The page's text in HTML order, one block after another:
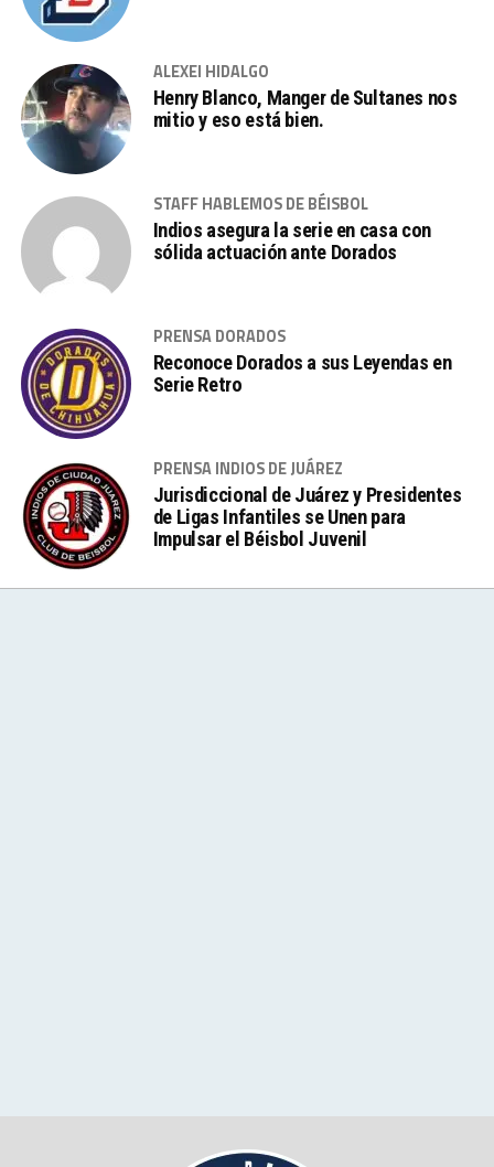
ALEXEI HIDALGO
Henry Blanco, Manger de Sultanes nos
mitio y eso está bien.
STAFF HABLEMOS DE BÉISBOL
Indios asegura la serie en casa con
sólida actuación ante Dorados
PRENSA DORADOS
Reconoce Dorados a sus Leyendas en
Serie Retro
PRENSA INDIOS DE JUÁREZ
Jurisdiccional de Juárez y Presidentes
de Ligas Infantiles se Unen para
Impulsar el Béisbol Juvenil